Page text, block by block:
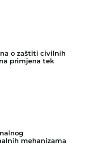
o zaštiti civilnih
primjena tek
mehanizama